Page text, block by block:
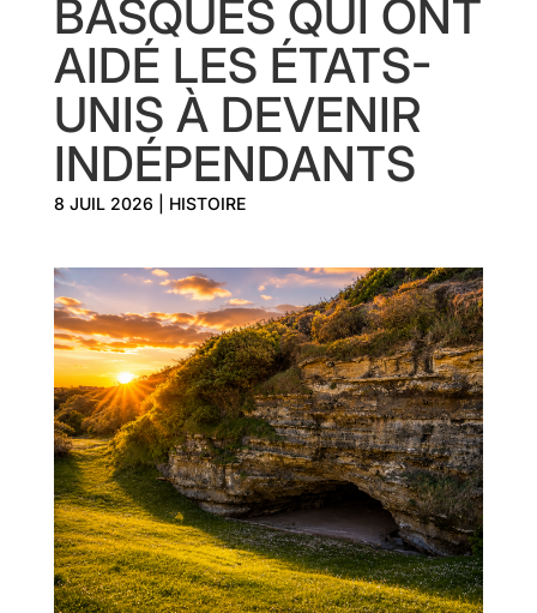
BASQUES QUI ONT
AIDÉ LES ÉTATS-
UNIS À DEVENIR
INDÉPENDANTS
8 JUIL 2026 HISTOIRE